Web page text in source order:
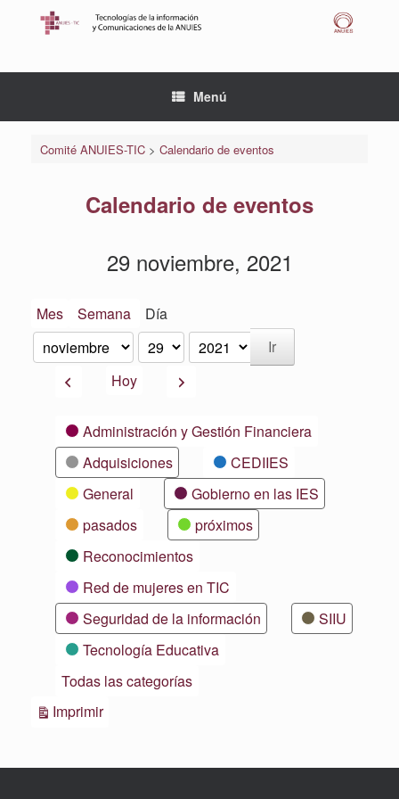
Menú
Comité ANUIES-TIC> Calendario de eventos
Calendario de eventos
29 noviembre, 2021
Mes Semana Día
Mes
Día
Año
AnteriorHoy Siguiente
CategoríasAdministración y Gestión Financiera
Adquisiciones
CEDIIES
General
Gobierno en las IES
pasados
próximos
Reconocimientos
Red de mujeres en TIC
Seguridad de la información
SIIU
Tecnología Educativa
Todas las categorías
ImprimirVistas